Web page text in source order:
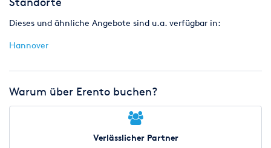
Dieses und ähnliche Angebote sind u.a. verfügbar in:
Hannover
Warum über Erento buchen?
Verlässlicher Partner